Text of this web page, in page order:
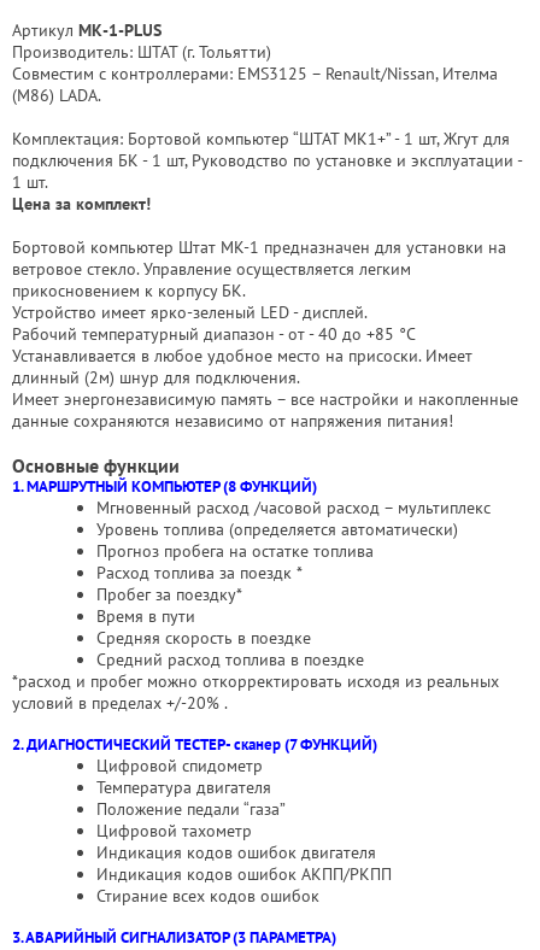
Артикул МК-1-PLUS
Производитель: ШТАТ (г. Тольятти)
Совместим с контроллерами: EMS3125 – Renault/Nissan, Ителма
(M86) LADA.
Комплектация: Бортовой компьютер “ШТАТ МК1+” - 1 шт, Жгут для
подключения БК - 1 шт, Руководство по установке и эксплуатации -
1 шт.
Цена за комплект!
Бортовой компьютер Штат МК-1 предназначен для установки на
ветровое стекло. Управление осуществляется легким
прикосновением к корпусу БК.
Устройство имеет ярко-зеленый LED - дисплей.
Рабочий температурный диапазон - от - 40 до +85 °С
Устанавливается в любое удобное место на присоски. Имеет
длинный (2м) шнур для подключения.
Имеет энергонезависимую память – все настройки и накопленные
данные сохраняются независимо от напряжения питания!
Основные функции
1. МАРШРУТНЫЙ КОМПЬЮТЕР (8 ФУНКЦИЙ)
Мгновенный расход /часовой расход – мультиплекс
Уровень топлива (определяется автоматически)
Прогноз пробега на остатке топлива
Расход топлива за поездк *
Пробег за поездку*
Время в пути
Средняя скорость в поездке
Средний расход топлива в поездке
*расход и пробег можно откорректировать исходя из реальных
условий в пределах +/-20% .
2. ДИАГНОСТИЧЕСКИЙ ТЕСТЕР- сканер (7 ФУНКЦИЙ)
Цифровой спидометр
Температура двигателя
Положение педали “газа”
Цифровой тахометр
Индикация кодов ошибок двигателя
Индикация кодов ошибок АКПП/РКПП
Стирание всех кодов ошибок
3. АВАРИЙНЫЙ СИГНАЛИЗАТОР (3 ПАРАМЕТРА)